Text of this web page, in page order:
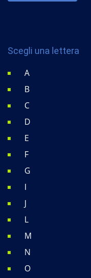
Scegli una lettera
A
B
C
D
E
F
G
I
J
L
M
N
O